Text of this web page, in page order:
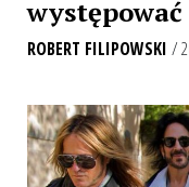
ROBERT FILIPOWSKI /